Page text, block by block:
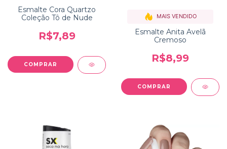
Esmalte Cora Quartzo
Coleção Tô de Nude
R$7,89
MAIS VENDIDO
Esmalte Anita Avelã
Cremoso
R$8,99